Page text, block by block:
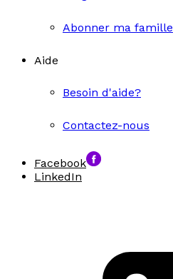
Abonner ma famille
Aide
Besoin d'aide?
Contactez-nous
Facebook
LinkedIn